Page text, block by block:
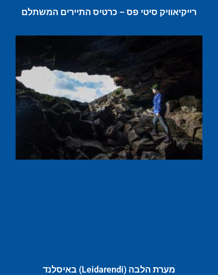
רייקיאוויק סיטי פס – כרטיס התיירים המשתלם
מערת הלבה (Leidarendi) באיסלנד